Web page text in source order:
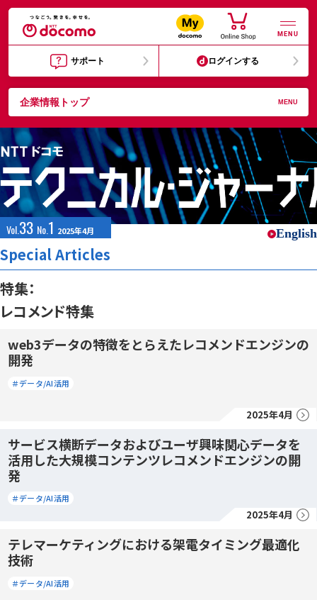
MENU
サポート ログインする
企業情報トップ MENU
Vol.33 No.1 2025年4月 English
Special Articles
特集：
レコメンド特集
web3データの特徴をとらえたレコメンドエンジンの
開発
＃データ/AI活用
2025年4月
サービス横断データおよびユーザ興味関心データを
活用した大規模コンテンツレコメンドエンジンの開
発
＃データ/AI活用
2025年4月
テレマーケティングにおける架電タイミング最適化
技術
＃データ/AI活用